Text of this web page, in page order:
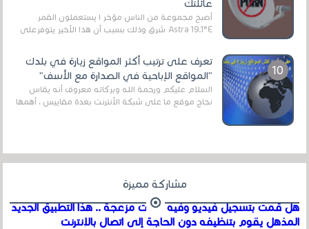
عائلتك
أصبح مجموعة من الناس مؤخر ا يستعملون القمر
Astra 19.1°E شرق وذلك بسبب أن هذا الأخير يتوفرعلى
تعرف على ترتيب أكثر المواقع زيارة في بلدك
"المواقع الإباحية في الصدارة مع الأسف"
السلام عليكم ورحمة الله وبركاته معروف أنه يقاس
نجاح موقع ما على شبكة الأنترنت بعدة مقاييس ، أهمها
مشاركة مميزة
هل قمت بتسجيل فيديو وفيه أصوت مزعجة .. هذا التطبيق الجديد
المذهل يقوم بتنظيفه دون الحاجة إلى اتصال بالإنترنت